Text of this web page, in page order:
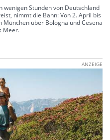
wenigen Stunden von Deutschland
nimmt die Bahn: Von 2. April bis
über Bologna und Cesena
Meer.
ANZEIGE